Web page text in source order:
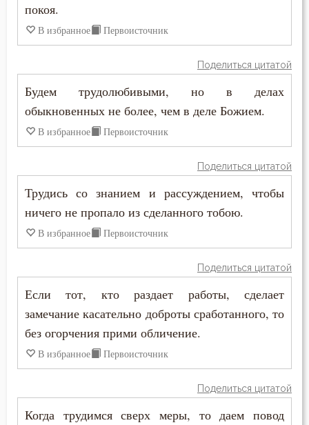
Сплетни
Ссора
Страдание
Страх
Стыд
Суета
Таинство
покоя.
В избранное Первоисточник
Поделиться цитатой
Будем трудолюбивыми, но в делах
обыкновенных не более, чем в деле Божием.
В избранное Первоисточник
Поделиться цитатой
Трудись со знанием и рассуждением, чтобы
ничего не пропало из сделанного тобою.
В избранное Первоисточник
Поделиться цитатой
Если тот, кто раздает работы, сделает
замечание касательно доброты сработанного, то
без огорчения прими обличение.
В избранное Первоисточник
Поделиться цитатой
Когда трудимся сверх меры, то даем повод